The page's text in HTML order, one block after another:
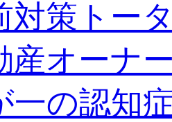
対策トー
産オーナ
一の認知